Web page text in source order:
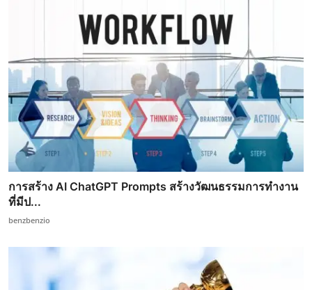
การสร้าง AI ChatGPT Prompts สร้างวัฒนธรรมการทำงาน
ที่มีป...
benzbenzio